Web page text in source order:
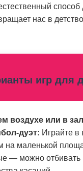
способ
нас в
игр для
воздухе или в
дуэт: Играйте в
на маленькой
— можно отбивать